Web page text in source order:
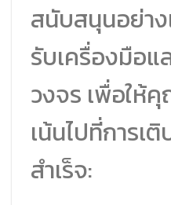
สนับสนุนอย่า
รับเครื่องมือแ
วงจร เพื่อให้
เน้นไปที่การเ
สำเร็จ: